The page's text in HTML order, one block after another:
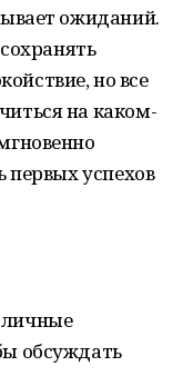
ожиданий.
но все
на каком-
первых успехов
обсуждать